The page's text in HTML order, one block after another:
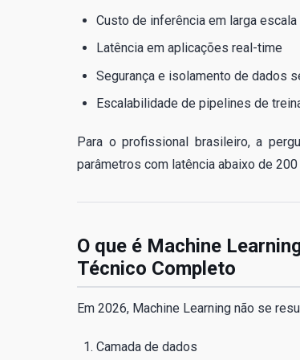
Custo de inferência em larga escala
Latência em aplicações real-time
Segurança e isolamento de dados
Escalabilidade de pipelines de
Para o profissional brasileiro, a
parâmetros com latência abaixo de
O que é Machine
Técnico Completo
Em 2026, Machine Learning não se
Camada de dados